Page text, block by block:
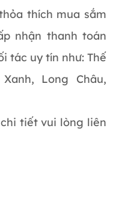
thích mua sắm
nhận thanh toán
tác uy tín như: Thế
Long Châu,
tiết vui lòng liên